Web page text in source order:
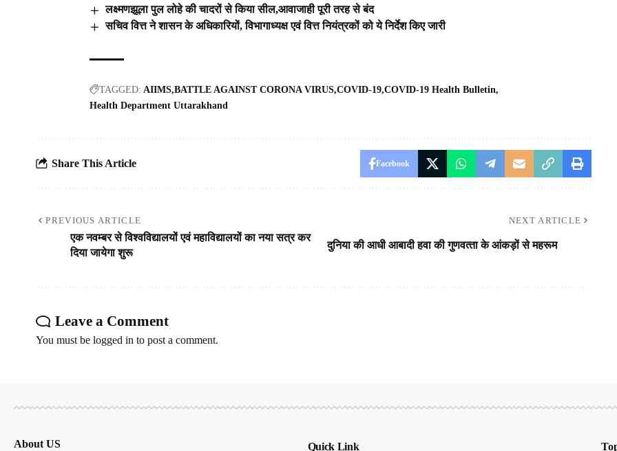
लक्ष्मणझूला पुल लोहे की चादरों से किया सील,आवाजाही पूरी तरह से बंद
सचिव वित्त ने शासन के अधिकारियों, विभागाध्यक्ष एवं वित्त नियंत्रकों को ये निर्देश किए जारी
TAGGED: AIIMS BATTLE AGAINST CORONA VIRUS COVID-19 COVID-19 Health Bulletin
Health Department Uttarakhand
Share This Article Facebook
PREVIOUS ARTICLE
एक नवम्बर से विश्वविद्यालयों एवं महाविद्यालयों का नया सत्र कर
दिया जायेगा शुरू
NEXT ARTICLE
दुनिया की आधी आबादी हवा की गुणवत्‍ता के आंकड़ों से महरूम
Leave a Comment
You must be logged in to post a comment.
About US Quick Link